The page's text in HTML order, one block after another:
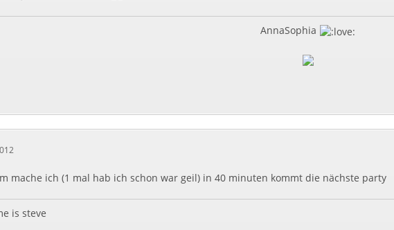
AnnaSophia
mache ich (1 mal hab ich schon war geil) in 40 minuten kommt die nächste party
is steve